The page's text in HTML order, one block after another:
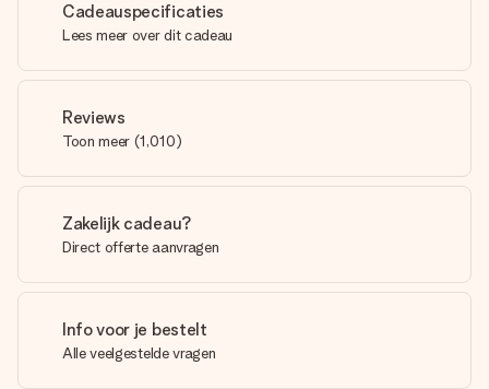
Cadeauspecificaties
Lees meer over dit cadeau
Reviews
Toon meer (1,010)
Zakelijk cadeau?
Direct offerte aanvragen
Info voor je bestelt
Alle veelgestelde vragen